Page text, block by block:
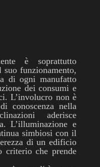
è soprattutto
funzionamento,
di ogni manufatto
dei consumi e
L’involucro non è
conoscenza nella
aderisce
L’illuminazione e
simbiosi con il
di un edificio
criterio che prende